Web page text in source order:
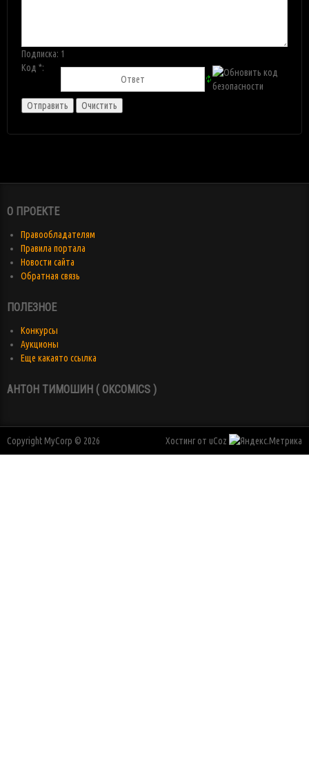
Подписка: 1
Код *:
О ПРОЕКТЕ
Правообладателям
Правила портала
Новости сайта
Обратная связь
ПОЛЕЗНОЕ
Конкурсы
Аукционы
Еще какаято ссылка
АНТОН ТИМОШИН ( OKCOMICS )
Хостинг от uCoz
Copyright MyCorp © 2026